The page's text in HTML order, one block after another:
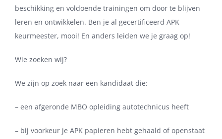
beschikking en voldoende trainingen om door te blijven
leren en ontwikkelen. Ben je al gecertificeerd APK
keurmeester, mooi! En anders leiden we je graag op!
Wie zoeken wij?
We zijn op zoek naar een kandidaat die:
– een afgeronde MBO opleiding autotechnicus heeft
– bij voorkeur je APK papieren hebt gehaald of openstaat